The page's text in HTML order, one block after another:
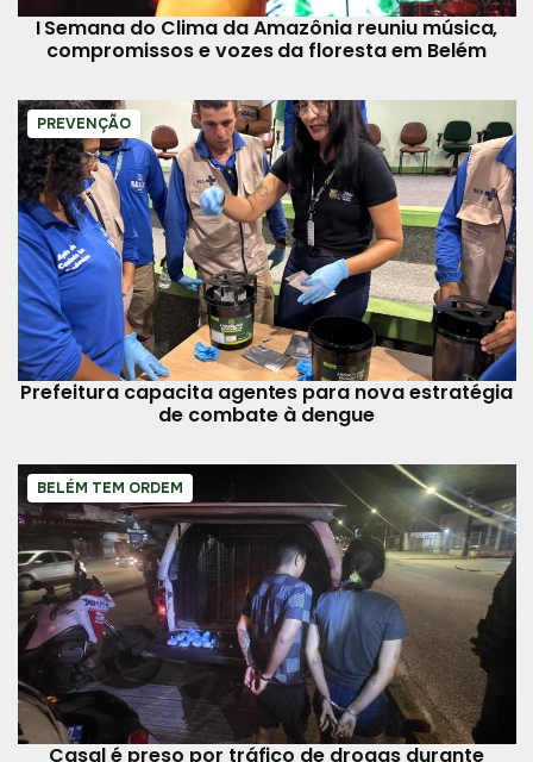
I Semana do Clima da Amazônia reuniu música,
compromissos e vozes da floresta em Belém
PREVENÇÃO
Prefeitura capacita agentes para nova estratégia
de combate à dengue
BELÉM TEM ORDEM
Casal é preso por tráfico de drogas durante